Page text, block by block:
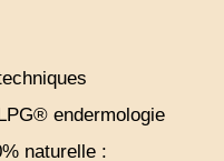
endermologie
naturelle :